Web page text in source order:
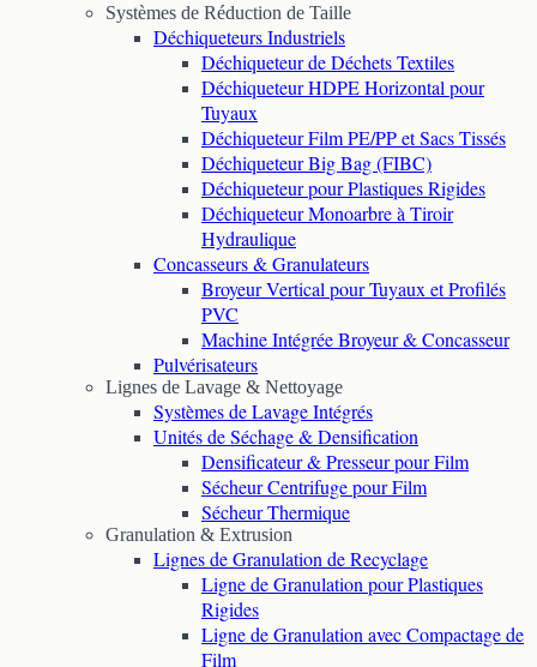
Systèmes de Réduction de Taille
Déchiqueteurs Industriels
Déchiqueteur de Déchets Textiles
Déchiqueteur HDPE Horizontal pour
Tuyaux
Déchiqueteur Film PE/PP et Sacs Tissés
Déchiqueteur Big Bag (FIBC)
Déchiqueteur pour Plastiques Rigides
Déchiqueteur Monoarbre à Tiroir
Hydraulique
Concasseurs & Granulateurs
Broyeur Vertical pour Tuyaux et Profilés
PVC
Machine Intégrée Broyeur & Concasseur
Pulvérisateurs
Lignes de Lavage & Nettoyage
Systèmes de Lavage Intégrés
Unités de Séchage & Densification
Densificateur & Presseur pour Film
Sécheur Centrifuge pour Film
Sécheur Thermique
Granulation & Extrusion
Lignes de Granulation de Recyclage
Ligne de Granulation pour Plastiques
Rigides
Ligne de Granulation avec Compactage de
Film